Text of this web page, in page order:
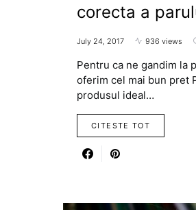
corecta a
July 24, 2017 936 views
Pentru ca ne gandim la
oferim cel mai bun pret
produsul ideal…
CITESTE TOT